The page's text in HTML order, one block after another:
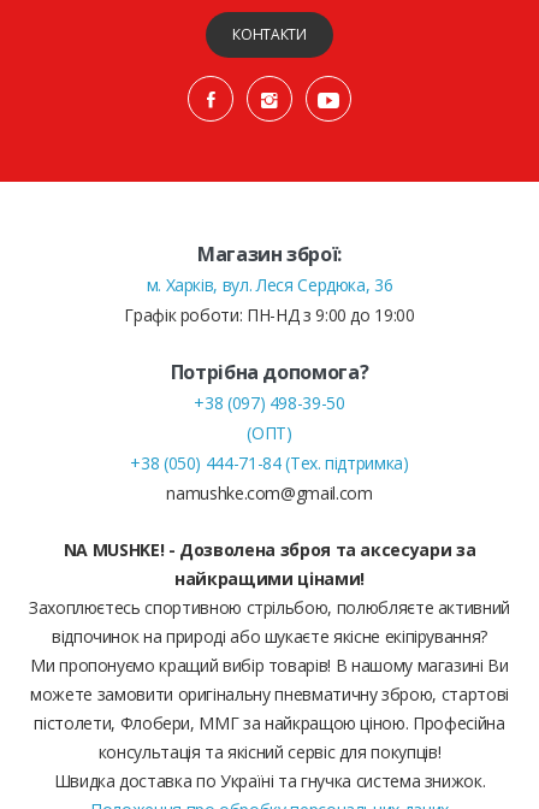
КОНТАКТИ
Магазин зброї:
м. Харків, вул. Леся Сердюка, 36
Графік роботи: ПН-НД з 9:00 до 19:00
Потрібна допомога?
+38 (097) 498-39-50
(ОПТ)
+38 (050) 444-71-84 (Тех. підтримка)
namushke.com@gmail.com
NA MUSHKE! - Дозволена зброя та аксесуари за
найкращими цінами!
Захоплюєтесь спортивною стрільбою, полюбляєте активний
відпочинок на природі або шукаєте якісне екіпірування?
Ми пропонуємо кращий вибір товарів! В нашому магазині Ви
можете замовити оригінальну пневматичну зброю, стартові
пістолети, Флобери, ММГ за найкращою ціною. Професійна
консультація та якісний сервіс для покупців!
Швидка доставка по Україні та гнучка система знижок.